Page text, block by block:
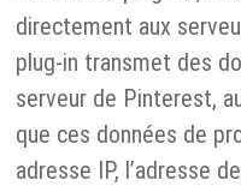
directement aux
plug-in transmet des
serveur de Pinterest,
que ces données de
adresse IP, l’adresse